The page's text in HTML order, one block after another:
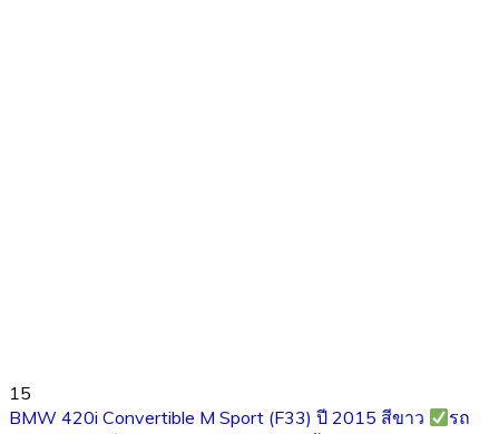
15
BMW 420i Convertible M Sport (F33) ปี 2015 สีขาว
รถ